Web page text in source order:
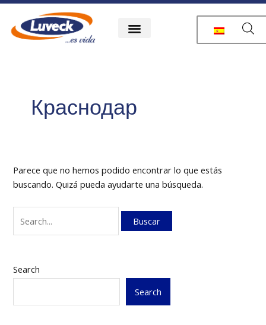
Ir
contenido
Краснодар
Parece que no hemos podido encontrar lo que estás
buscando. Quizá pueda ayudarte una búsqueda.
Buscar
por:
Search
Search